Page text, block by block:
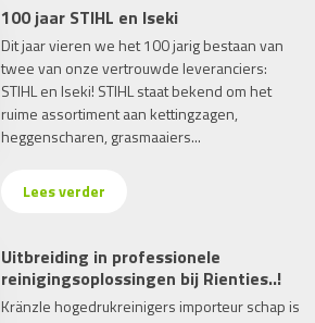
100 jaar STIHL en Iseki
Dit jaar vieren we het 100 jarig bestaan van
twee van onze vertrouwde leveranciers:
STIHL en Iseki! STIHL staat bekend om het
ruime assortiment aan kettingzagen,
heggenscharen, grasmaaiers...
Lees verder
Uitbreiding in professionele
reinigingsoplossingen bij Rienties..!
Kränzle hogedrukreinigers importeur schap is